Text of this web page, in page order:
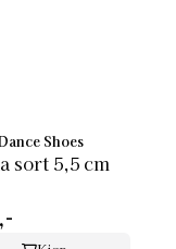
Shoes
sort 5,5 cm